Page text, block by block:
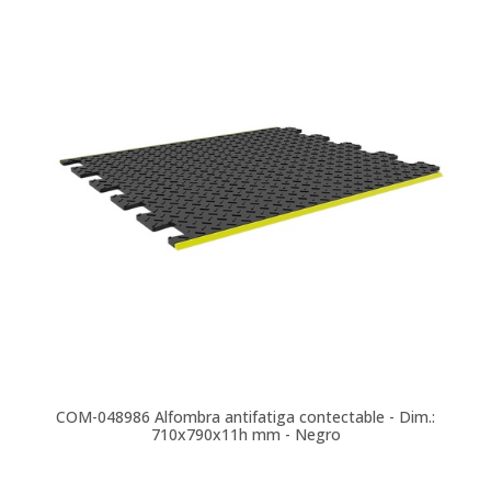
COM-048986 Alfombra antifatiga contectable - Dim.:
710x790x11h mm - Negro